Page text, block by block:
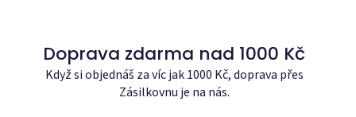
c
í
p
r
Doprava zdarma nad 1000 Kč
Když si objednáš za víc jak 1000 Kč, doprava přes
Zásilkovnu je na nás.